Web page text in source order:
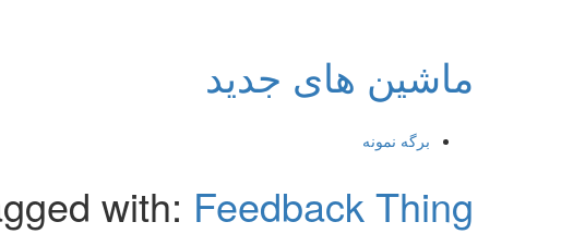
ماشین های جدید
برگه نمونه
with: Feedback Thing